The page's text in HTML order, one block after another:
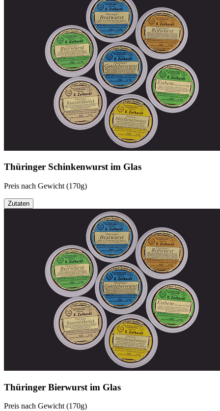
Thüringer Schinkenwurst im Glas
Preis nach Gewicht (170g)
Zutaten
Thüringer Bierwurst im Glas
Preis nach Gewicht (170g)